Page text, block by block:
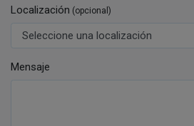
Localización (opcional)
Mensaje